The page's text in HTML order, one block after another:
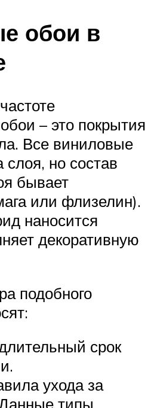
обои в
– это покрытия
Все виниловые
но состав
бывает
или флизелин).
наносится
декоративную
подобного
срок
ухода за
типы